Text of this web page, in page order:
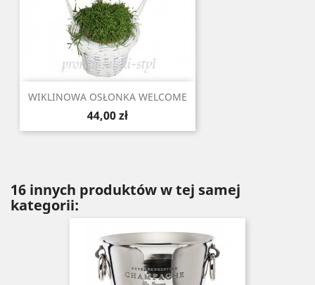
WIKLINOWA OSŁONKA WELCOME
Cena
44,00 zł
16 innych produktów w tej samej
kategorii: